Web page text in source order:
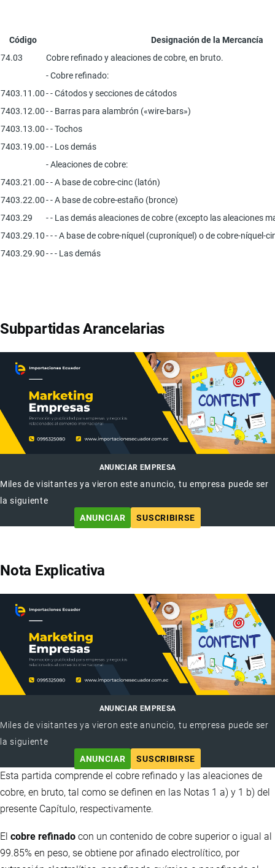
Código
Designación de la Mercancía
74.03
Cobre refinado y aleaciones de cobre, en bruto.
- Cobre refinado:
7403.11.00- - Cátodos y secciones de cátodos
7403.12.00- - Barras para alambrón («wire-bars»)
7403.13.00- - Tochos
7403.19.00- - Los demás
- Aleaciones de cobre:
7403.21.00- - A base de cobre-cinc (latón)
7403.22.00- - A base de cobre-estaño (bronce)
7403.29
- - Las demás aleaciones de cobre (excepto las aleaciones
7403.29.10- - - A base de cobre-níquel (cuproníquel) o de cobre-níquel-
7403.29.90- - - Las demás
Subpartidas Arancelarias
ANUNCIAR EMPRESA
Miles de visitantes ya vieron este anuncio, tu empresa puede ser
la siguiente
ANUNCIAR
SUSCRIBIRSE
Nota Explicativa
ANUNCIAR EMPRESA
Miles de visitantes ya vieron este anuncio, tu empresa puede ser
la siguiente
ANUNCIAR
SUSCRIBIRSE
Esta partida comprende el cobre refinado y las aleaciones de
cobre, en bruto, tal como se definen en las Notas 1 a) y 1 b) del
presente Capítulo, respectivamente.
El cobre refinado con un contenido de cobre superior o igual al
99.85% en peso, se obtiene por afinado electrolítico, por